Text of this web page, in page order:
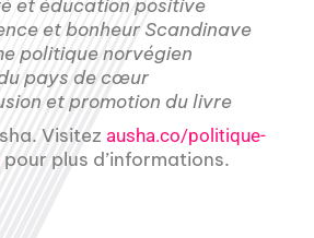
et éducation positive
et bonheur Scandinave
politique norvégien
pays de cœur
et promotion du livre
Visitez ausha.co/politique-
pour plus d’informations.